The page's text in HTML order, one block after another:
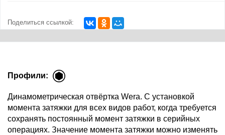
Поделиться ссылкой:
Профили:
Динамометрическая отвёртка Wera. С установкой
момента затяжки для всех видов работ, когда требуется
сохранять постоянный момент затяжки в серийных
операциях. Значение момента затяжки можно изменять